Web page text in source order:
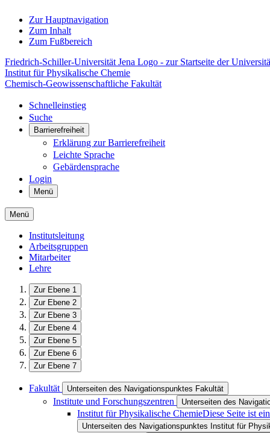
Zur Hauptnavigation
Zum Inhalt
Zum Fußbereich
Friedrich-Schiller-Universität Jena Logo - zur Startseite der
Institut für Physikalische Chemie
Chemisch-Geowissenschaftliche Fakultät
Schnelleinstieg
Suche
Barrierefreiheit
Erklärung zur Barrierefreiheit
Leichte Sprache
Gebärdensprache
Login
Menü
Menü
Institutsleitung
Arbeitsgruppen
Mitarbeiter
Lehre
Zur Ebene 1
Zur Ebene 2
Zur Ebene 3
Zur Ebene 4
Zur Ebene 5
Zur Ebene 6
Zur Ebene 7
Fakultät Unterseiten des Navigationspunktes Fakultät
Institute und Forschungszentren Unterseiten des
Institut für Physikalische ChemieDiese Seite ist
Unterseiten des Navigationspunktes Institut für